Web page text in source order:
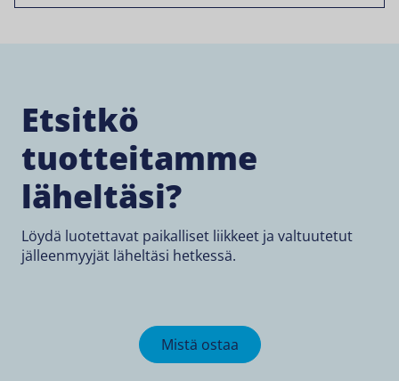
Etsitkö
tuotteitamme
läheltäsi?
Löydä luotettavat paikalliset liikkeet ja valtuutetut
jälleenmyyjät läheltäsi hetkessä.
Mistä ostaa